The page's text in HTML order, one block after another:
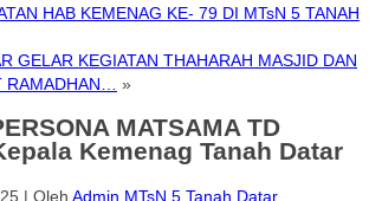
HAB KEMENAG KE- 79 DI MTsN 5 TANAH
GELAR KEGIATAN THAHARAH MASJID DAN
RAMADHAN…
»
MATSAMA TD
Kemenag Tanah Datar
| Oleh Admin MTsN 5 Tanah Datar